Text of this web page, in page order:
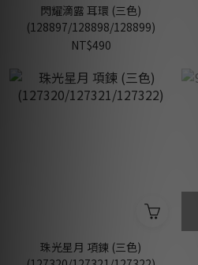
閃耀滴露 耳環 (三色)
(128897/128898/128899)
NT$490
珠光星月 項鍊 (三色)